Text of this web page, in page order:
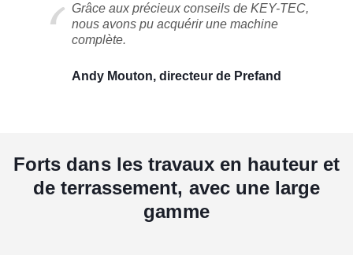
Grâce aux précieux conseils de KEY-TEC,
nous avons pu acquérir une machine
complète.
Andy Mouton, directeur de Prefand
Forts dans les travaux en hauteur et
de terrassement, avec une large
gamme